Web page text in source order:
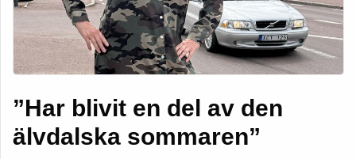
”Har blivit en del av den
älvdalska sommaren”